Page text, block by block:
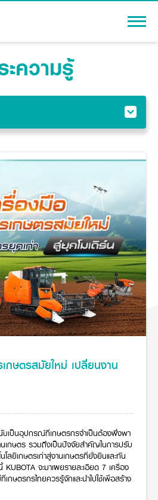
น
อเชีย
ละอาชีวอนามัย
ะความรู้
เพื่อการเกษตร
รื่องเครื่องจักรกล
บรู้แทรกเตอร์
รู้เรื่องก่อสร้าง
เกี่ยวนวดข้าว
ปลูกข้าวนาดำ
รื่องยนต์รถไถ
ขับปลอดภัย
พืชมูลค่าสูง
พลิกฟื้น ผืนดิน
กษตรสมัยใหม่ เปลี่ยนงาน
บเป็นอุปกรณ์ที่เกษตรกรจำเป็นต้องพึ่งพา
นเกษตร รวมถึงเป็นปัจจัยสำคัญในการปรับ
โลยีเกษตรเก่าสู่งานเกษตรที่ยั่งยืนและทัน
จะมาเผยรายละเอียด 7 เครื่อง
กษตรกรไทยควรรู้จักและนำไปใช้เพื่อสร้าง